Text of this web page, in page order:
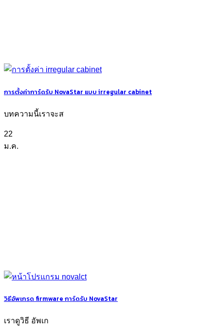
การตั้งค่าการ์ดรับ NovaStar แบบ irregular cabinet
บทความนี้เราจะส
22
ม.ค.
วิธีอัพเกรด firmware การ์ดรับ NovaStar
เราดูวิธี อัพเก